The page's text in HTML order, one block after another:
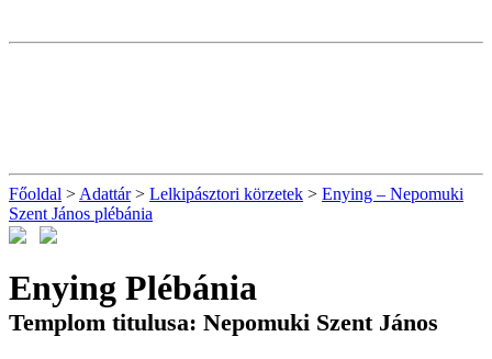
Főoldal > Adattár> Lelkipásztori körzetek > Enying – Nepomuki
Szent János plébánia
Enying Plébánia
Templom titulusa: Nepomuki Szent János